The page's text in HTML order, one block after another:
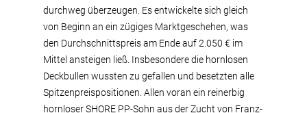
durchweg überzeugen. Es entwickelte sich gleich
von Beginn an ein zügiges Marktgeschehen, was
den Durchschnittspreis am Ende auf 2.050 € im
Mittel ansteigen ließ. Insbesondere die hornlosen
Deckbullen wussten zu gefallen und besetzten alle
Spitzenpreispositionen. Allen voran ein reinerbig
hornloser SHORE PP-Sohn aus der Zucht von Franz-